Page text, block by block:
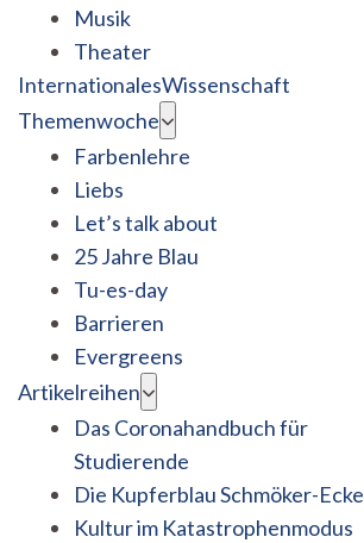
Musik
Theater
InternationalesWissenschaft
Themenwoche
Farbenlehre
Liebs
Let’s talk about
25 Jahre Blau
Tu-es-day
Barrieren
Evergreens
Artikelreihen
Das Coronahandbuch für
Studierende
Die Kupferblau Schmöker-Ecke
Kultur im Katastrophenmodus